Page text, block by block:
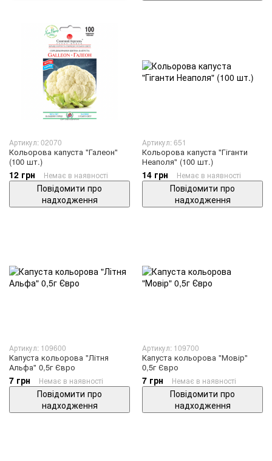
Артикул: 02070
Кольорова капуста "Галеон"
(100 шт.)
12 грн Немає в наявності
Повідомити про
надходження
Артикул: 651
Кольорова капуста "Гіганти
Неаполя" (100 шт.)
14 грн Немає в наявності
Повідомити про
надходження
Артикул: 109600
Капуста кольорова "Літня
Альфа" 0,5г Євро
7 грн Немає в наявності
Повідомити про
надходження
Артикул: 109700
Капуста кольорова "Мовір"
0,5г Євро
7 грн Немає в наявності
Повідомити про
надходження